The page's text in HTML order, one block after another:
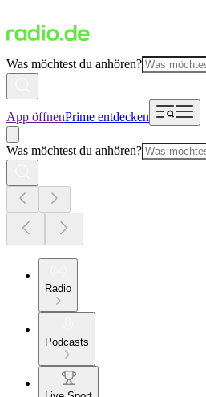
Was möchtest du anhören?
App öffnenPrime entdecken
Was möchtest du anhören?
Radio
Podcasts